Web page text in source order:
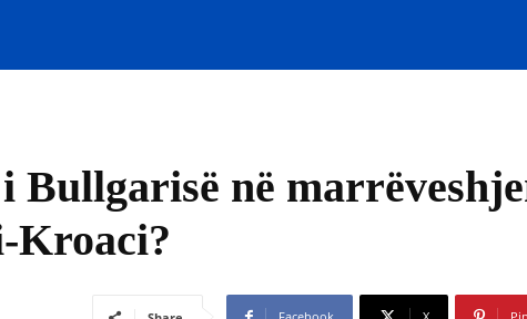
Bullgarisë në
Kroaci?